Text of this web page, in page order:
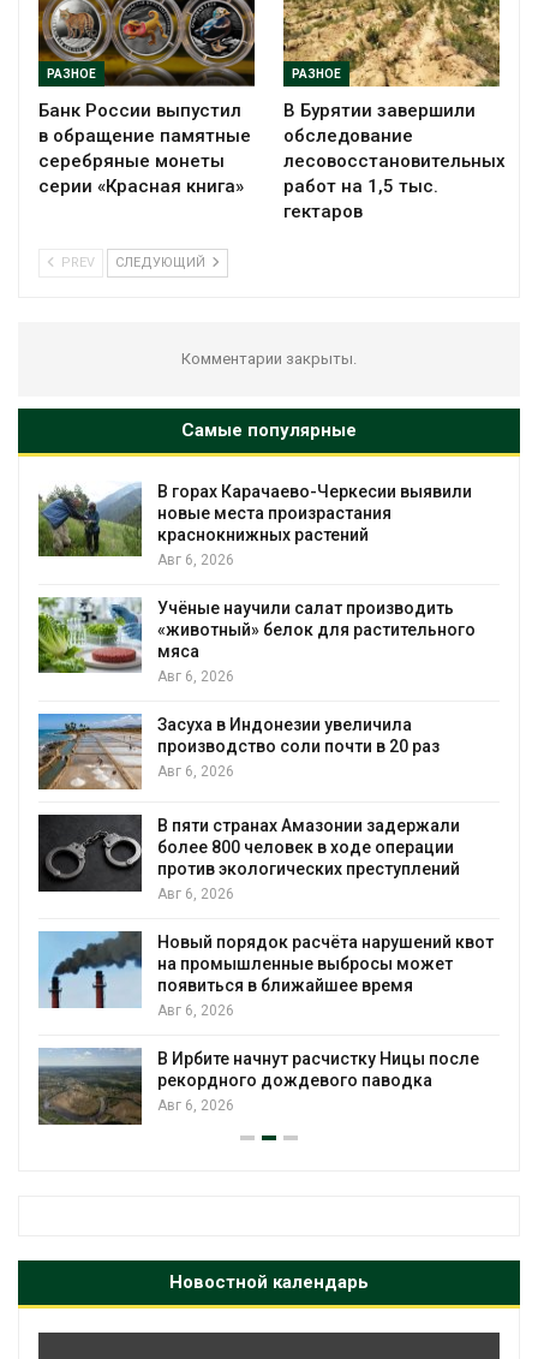
РАЗНОЕ
Банк России выпустил
в обращение памятные
серебряные монеты
серии «Красная книга»
РАЗНОЕ
В Бурятии завершили
обследование
лесовосстановительных
работ на 1,5 тыс.
гектаров
PREV СЛЕДУЮЩИЙ
Комментарии закрыты.
Самые популярные
В горах Карачаево-Черкесии выявили
новые места произрастания
краснокнижных растений
Авг 6, 2026
Учёные научили салат производить
«животный» белок для растительного
мяса
Авг 6, 2026
Засуха в Индонезии увеличила
производство соли почти в 20 раз
Авг 6, 2026
В пяти странах Амазонии задержали
более 800 человек в ходе операции
против экологических преступлений
Авг 6, 2026
Новый порядок расчёта нарушений квот
на промышленные выбросы может
появиться в ближайшее время
Авг 6, 2026
В Ирбите начнут расчистку Ницы после
рекордного дождевого паводка
Авг 6, 2026
Новостной календарь